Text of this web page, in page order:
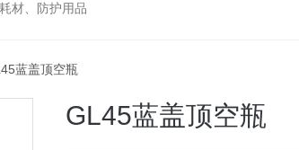
材、防护用品
蓝盖顶空瓶
GL45蓝盖顶空瓶